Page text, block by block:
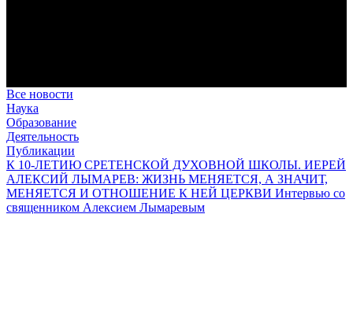
Все новости
Наука
Образование
Деятельность
Публикации
К 10-ЛЕТИЮ СРЕТЕНСКОЙ ДУХОВНОЙ ШКОЛЫ. ИЕРЕЙ
АЛЕКСИЙ ЛЫМАРЕВ: ЖИЗНЬ МЕНЯЕТСЯ, А ЗНАЧИТ,
МЕНЯЕТСЯ И ОТНОШЕНИЕ К НЕЙ ЦЕРКВИ Интервью со
священником Алексием Лымаревым